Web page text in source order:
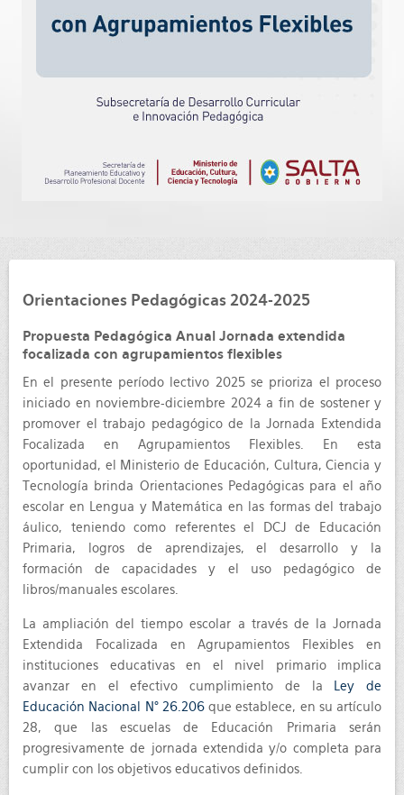
Orientaciones Pedagógicas 2024-2025
Propuesta Pedagógica Anual Jornada extendida
focalizada con agrupamientos flexibles
En el presente período lectivo 2025 se prioriza el proceso
iniciado en noviembre-diciembre 2024 a fin de sostener y
promover el trabajo pedagógico de la Jornada Extendida
Focalizada en Agrupamientos Flexibles. En esta
oportunidad, el Ministerio de Educación, Cultura, Ciencia y
Tecnología brinda Orientaciones Pedagógicas para el año
escolar en Lengua y Matemática en las formas del trabajo
áulico, teniendo como referentes el DCJ de Educación
Primaria, logros de aprendizajes, el desarrollo y la
formación de capacidades y el uso pedagógico de
libros/manuales escolares.
La ampliación del tiempo escolar a través de la Jornada
Extendida Focalizada en Agrupamientos Flexibles en
instituciones educativas en el nivel primario implica
avanzar en el efectivo cumplimiento de la
Ley de
Educación Nacional N° 26.206que establece, en su artículo
28, que las escuelas de Educación Primaria serán
progresivamente de jornada extendida y/o completa para
cumplir con los objetivos educativos definidos.